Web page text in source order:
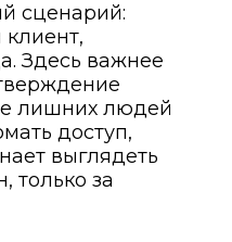
сценарий:
Здесь важнее
лишних людей
доступ,
выглядеть
только за